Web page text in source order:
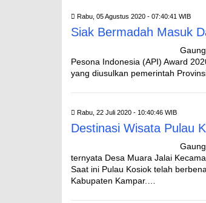
Rabu, 05 Agustus 2020 - 07:40:41 WIB
Siak Bermadah Masuk
Pesona Indonesia (API) Award
yang diusulkan pemerintah
Rabu, 22 Juli 2020 - 10:40:46 WIB
Destinasi Wisata Pulau
ternyata Desa Muara Jalai
Saat ini Pulau Kosiok telah
Kabupaten Kampar.…